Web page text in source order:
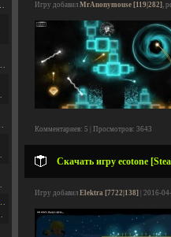
Игру добавил MrAnonymouse [119|282],
Комментариев: 5 | Просмотров: 3643
Скачать игру ecotone
Игру добавил Elektra [7722|138] | 2016-